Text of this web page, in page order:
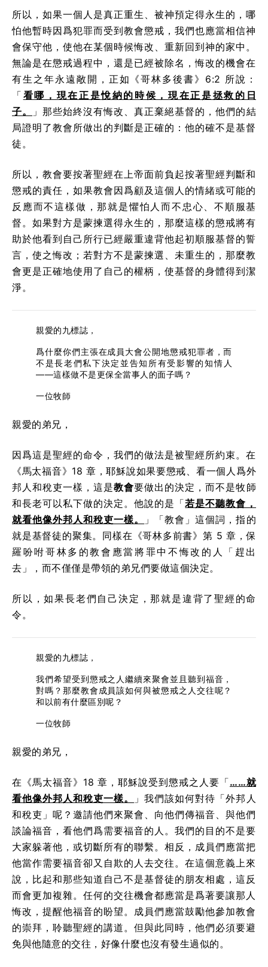
所以，如果一個人是真正重生、被神預定得永生的，哪
怕他暫時因爲犯罪而受到教會懲戒，我們也應當相信神
會保守他，使他在某個時候悔改、重新回到神的家中。
無論是在懲戒過程中，還是已經被除名，悔改的機會在
有生之年永遠敞開，正如《哥林多後書》6:2 所說：
「 看哪，現在正是悅納的時候，現在正是拯救的日
子。
」那些始終沒有悔改、真正棄絕基督的，他們的結
局證明了教會所做出的判斷是正確的：他的確不是基督
徒。
所以，教會要按著聖經在上帝面前負起按著聖經判斷和
懲戒的責任，如果教會因爲顧及這個人的情緒或可能的
反應而不這樣做，那就是懼怕人而不忠心、不順服基
督。如果對方是蒙揀選得永生的，那麼這樣的懲戒將有
助於他看到自己所行已經嚴重違背他起初順服基督的誓
言，使之悔改；若對方不是蒙揀選、未重生的，那麼教
會更是正確地使用了自己的權柄，使基督的身體得到潔
淨。
親愛的九標誌，
爲什麼你們主張在成員大會公開地懲戒犯罪者，而
不是長老們私下決定並告知所有受影響的知情人
——這樣做不是更保全當事人的面子嗎？
一位牧師
親愛的弟兄，
因爲這是聖經的命令，我們的做法是被聖經所約束。在
《馬太福音》18 章，耶穌說如果要懲戒、看一個人爲外
邦人和稅吏一樣，這是教會要做出的決定，而不是牧師
和長老可以私下做的決定。他說的是「若是不聽教會，
就看他像外邦人和稅吏一樣。
」「教會」這個詞，指的
就是基督徒的聚集。同樣在《哥林多前書》第 5 章，保
羅吩咐哥林多的教會應當將罪中不悔改的人「趕出
去」，而不僅僅是帶領的弟兄們要做這個決定。
所以，如果長老們自己決定，那就是違背了聖經的命
令。
親愛的九標誌，
我們希望受到懲戒之人繼續來聚會並且聽到福音，
對嗎？那麼教會成員該如何與被懲戒之人交往呢？
和以前有什麼區別呢？
一位牧師
親愛的弟兄，
在《馬太福音》18 章，耶穌說受到懲戒之人要「……就
看他像外邦人和稅吏一樣。
」我們該如何對待「外邦人
和稅吏」呢？邀請他們來聚會、向他們傳福音、與他們
談論福音，看他們爲需要福音的人。我們的目的不是要
大家躲著他，或切斷所有的聯繫。相反，成員們應當把
他當作需要福音卻又自欺的人去交往。在這個意義上來
說，比起和那些知道自己不是基督徒的朋友相處，這反
而會更加複雜。任何的交往機會都應當是爲著要讓那人
悔改，提醒他福音的盼望。成員們應當鼓勵他參加教會
的崇拜，聆聽聖經的講道。但與此同時，他們必須要避
免與他隨意的交往，好像什麼也沒有發生過似的。